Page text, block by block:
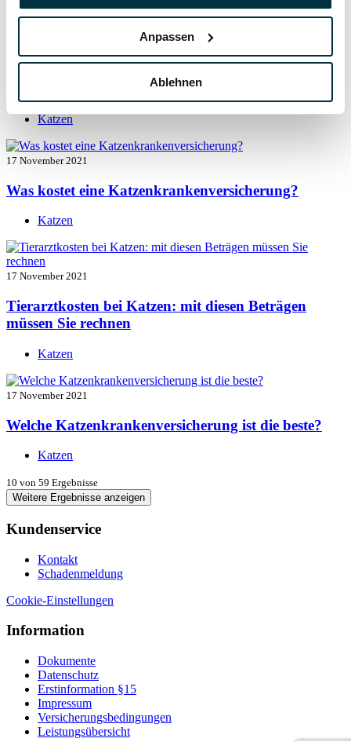
Anpassen
Ablehnen
Katzen
17 November 2021
Katzenversicherung mit Kastration
Katzen
17 November 2021
Was kostet eine Katzenkrankenversicherung?
Katzen
17 November 2021
Tierarztkosten bei Katzen: mit diesen Beträgen
müssen Sie rechnen
Katzen
17 November 2021
Welche Katzenkrankenversicherung ist die beste?
Katzen
10 von 59 Ergebnisse
Weitere Ergebnisse anzeigen
Kundenservice
Kontakt
Schadenmeldung
Cookie-Einstellungen
Information
Dokumente
Datenschutz
Erstinformation §15
Impressum
Versicherungsbedingungen
Leistungsübersicht